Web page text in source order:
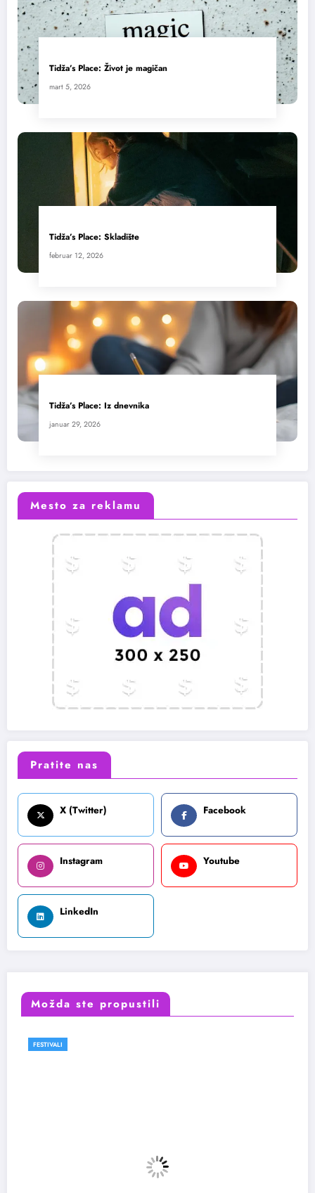
Tidža’s Place: Život je magičan
mart 5, 2026
Tidža’s Place: Skladište
februar 12, 2026
Tidža’s Place: Iz dnevnika
januar 29, 2026
Mesto za reklamu
Pratite nas
X (Twitter) Facebook
Instagram Youtube
LinkedIn
Možda ste propustili